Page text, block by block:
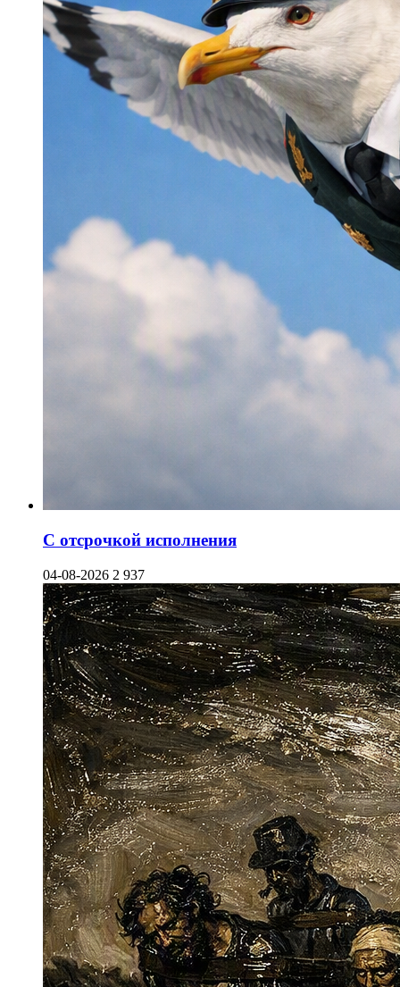
С отсрочкой исполнения
04-08-2026 2 937